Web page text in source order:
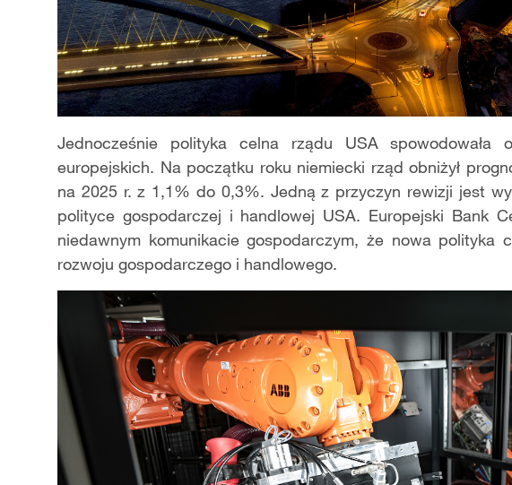
Jednocześnie polityka celna rządu USA spowodowała
europejskich. Na początku roku niemiecki rząd obniżył
na 2025 r. z 1,1% do 0,3%. Jedną z przyczyn rewizji jest
polityce gospodarczej i handlowej USA. Europejski Bank
niedawnym komunikacie gospodarczym, że nowa polityka
rozwoju gospodarczego i handlowego.